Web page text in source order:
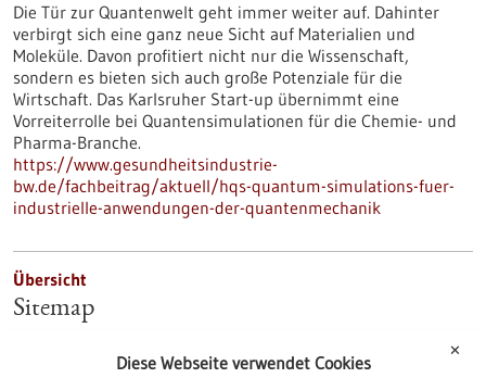
Die Tür zur Quantenwelt geht immer weiter auf. Dahinter
verbirgt sich eine ganz neue Sicht auf Materialien und
Moleküle. Davon profitiert nicht nur die Wissenschaft,
sondern es bieten sich auch große Potenziale für die
Wirtschaft. Das Karlsruher Start-up übernimmt eine
Vorreiterrolle bei Quantensimulationen für die Chemie- und
Pharma-Branche.
https://www.gesundheitsindustrie-
bw.de/fachbeitrag/aktuell/hqs-quantum-simulations-fuer-
industrielle-anwendungen-der-quantenmechanik
Übersicht
Sitemap
✕
Diese Webseite verwendet Cookies